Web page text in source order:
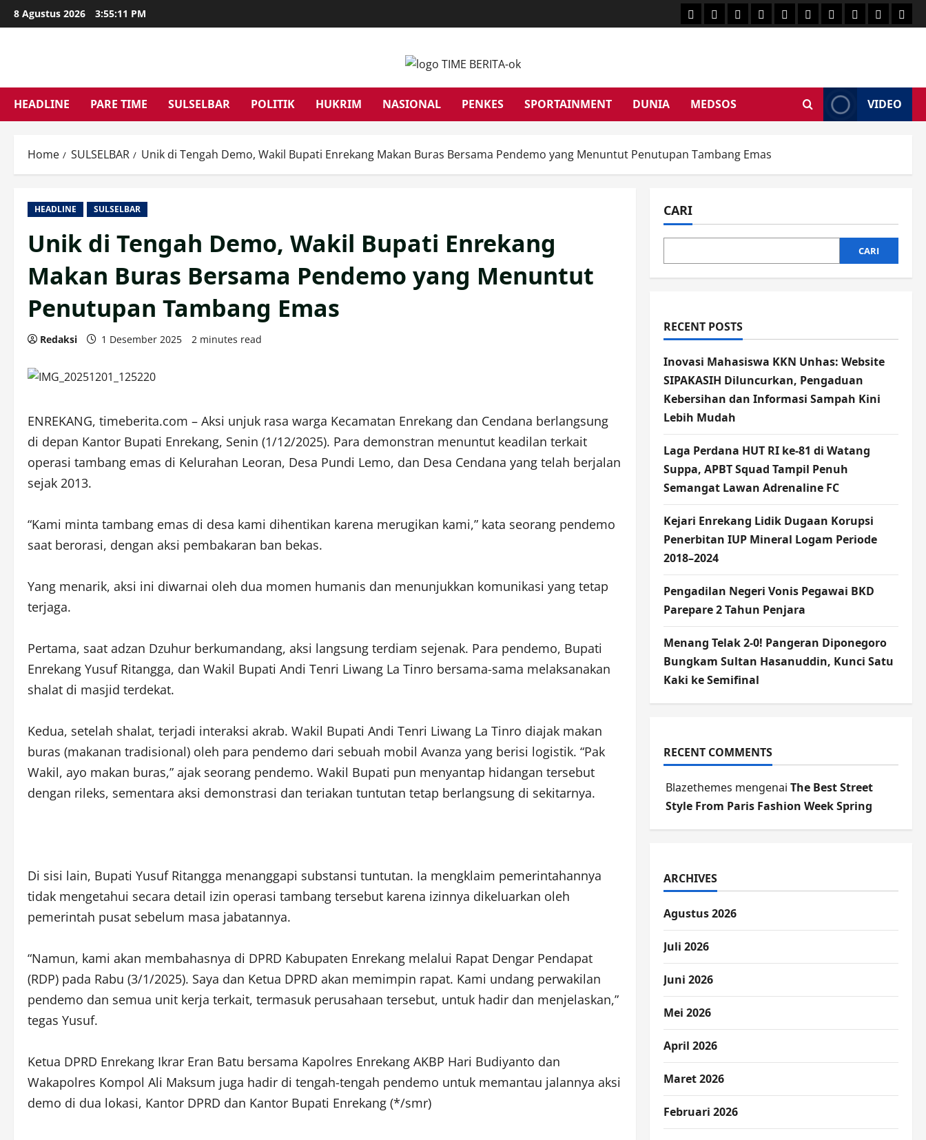
Skip
to
8 Agustus 2026 3:55:12 PM HEADLINE
PARESULSELBAR
POLITIKHUKRIMNASIONAL
PENKES DUNIA
HEADLINE PARE TIME SULSELBAR POLITIK HUKRIM NASIONAL PENKES SPORTAINMENT DUNIA MEDSOS VIDEO
Home SULSELBAR Unik di Tengah Demo, Wakil Bupati Enrekang Makan Buras Bersama Pendemo yang Menuntut Penutupan Tambang Emas
HEADLINE SULSELBAR
Unik di Tengah Demo, Wakil Bupati Enrekang
Makan Buras Bersama Pendemo yang Menuntut
Penutupan Tambang Emas
Redaksi 1 Desember 2025 2 minutes read
ENREKANG, timeberita.com – Aksi unjuk rasa warga Kecamatan Enrekang dan Cendana berlangsung
di depan Kantor Bupati Enrekang, Senin (1/12/2025). Para demonstran menuntut keadilan terkait
operasi tambang emas di Kelurahan Leoran, Desa Pundi Lemo, dan Desa Cendana yang telah berjalan
sejak 2013.
“Kami minta tambang emas di desa kami dihentikan karena merugikan kami,” kata seorang pendemo
saat berorasi, dengan aksi pembakaran ban bekas.
Yang menarik, aksi ini diwarnai oleh dua momen humanis dan menunjukkan komunikasi yang tetap
terjaga.
Pertama, saat adzan Dzuhur berkumandang, aksi langsung terdiam sejenak. Para pendemo, Bupati
Enrekang Yusuf Ritangga, dan Wakil Bupati Andi Tenri Liwang La Tinro bersama-sama melaksanakan
shalat di masjid terdekat.
Kedua, setelah shalat, terjadi interaksi akrab. Wakil Bupati Andi Tenri Liwang La Tinro diajak makan
buras (makanan tradisional) oleh para pendemo dari sebuah mobil Avanza yang berisi logistik. “Pak
Wakil, ayo makan buras,” ajak seorang pendemo. Wakil Bupati pun menyantap hidangan tersebut
dengan rileks, sementara aksi demonstrasi dan teriakan tuntutan tetap berlangsung di sekitarnya.
Di sisi lain, Bupati Yusuf Ritangga menanggapi substansi tuntutan. Ia mengklaim pemerintahannya
tidak mengetahui secara detail izin operasi tambang tersebut karena izinnya dikeluarkan oleh
pemerintah pusat sebelum masa jabatannya.
“Namun, kami akan membahasnya di DPRD Kabupaten Enrekang melalui Rapat Dengar Pendapat
(RDP) pada Rabu (3/1/2025). Saya dan Ketua DPRD akan memimpin rapat. Kami undang perwakilan
pendemo dan semua unit kerja terkait, termasuk perusahaan tersebut, untuk hadir dan menjelaskan,”
tegas Yusuf.
Ketua DPRD Enrekang Ikrar Eran Batu bersama Kapolres Enrekang AKBP Hari Budiyanto dan
Wakapolres Kompol Ali Maksum juga hadir di tengah-tengah pendemo untuk memantau jalannya aksi
demo di dua lokasi, Kantor DPRD dan Kantor Bupati Enrekang (*/smr)
CARI
CARI
RECENT POSTS
Inovasi Mahasiswa KKN Unhas: Website
SIPAKASIH Diluncurkan, Pengaduan
Kebersihan dan Informasi Sampah Kini
Lebih Mudah
Laga Perdana HUT RI ke-81 di Watang
Suppa, APBT Squad Tampil Penuh
Semangat Lawan Adrenaline FC
Kejari Enrekang Lidik Dugaan Korupsi
Penerbitan IUP Mineral Logam Periode
2018–2024
Pengadilan Negeri Vonis Pegawai BKD
Parepare 2 Tahun Penjara
Menang Telak 2-0! Pangeran Diponegoro
Bungkam Sultan Hasanuddin, Kunci Satu
Kaki ke Semifinal
RECENT COMMENTS
Blazethemes mengenai The Best Street
Style From Paris Fashion Week Spring
ARCHIVES
Agustus 2026
Juli 2026
Juni 2026
Mei 2026
April 2026
Maret 2026
Februari 2026